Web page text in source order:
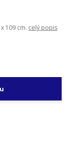
109 cm. celý popis